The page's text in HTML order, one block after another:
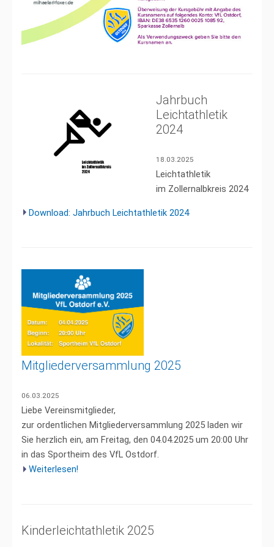
Jahrbuch
Leichtathletik
2024
18.03.2025
Leichtathletik
im Zollernalbkreis 2024
Download: Jahrbuch Leichtathletik 2024
Mitgliederversammlung 2025
06.03.2025
Liebe Vereinsmitglieder,
zur ordentlichen Mitgliederversammlung 2025 laden wir
Sie herzlich ein, am Freitag, den 04.04.2025 um 20:00 Uhr
in das Sportheim des VfL Ostdorf.
Weiterlesen!
Kinderleichtathletik 2025